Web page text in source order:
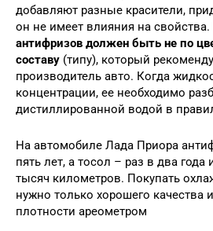
добавляют разные красители,
он не имеет влияния на
антифризов должен быть не по
составу (типу), который
производитель авто. Когда
концентрации, ее необходимо
дистиллированной водой в
На автомобиле Лада Приора
пять лет, а тосол – раз в два года
тысяч километров. Покупать
нужно только хорошего качества
плотности ареометром